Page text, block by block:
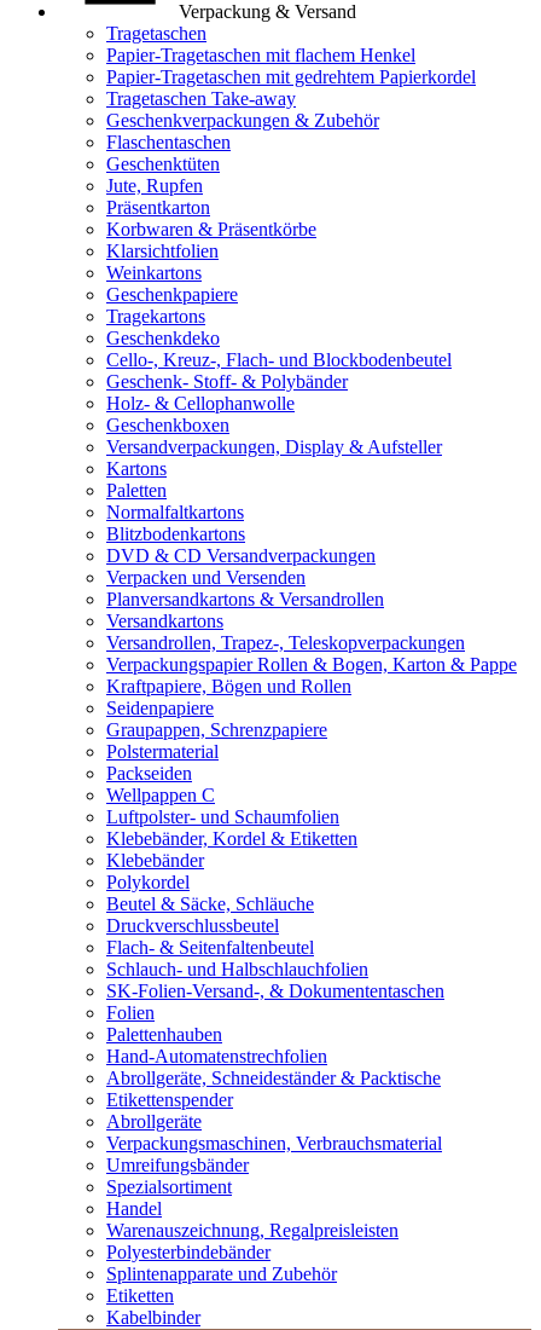
Verpackung & Versand
Tragetaschen
Papier-Tragetaschen mit flachem Henkel
Papier-Tragetaschen mit gedrehtem Papierkordel
Tragetaschen Take-away
Geschenkverpackungen & Zubehör
Flaschentaschen
Geschenktüten
Jute, Rupfen
Präsentkarton
Korbwaren & Präsentkörbe
Klarsichtfolien
Weinkartons
Geschenkpapiere
Tragekartons
Geschenkdeko
Cello-, Kreuz-, Flach- und Blockbodenbeutel
Geschenk- Stoff- & Polybänder
Holz- & Cellophanwolle
Geschenkboxen
Versandverpackungen, Display & Aufsteller
Kartons
Paletten
Normalfaltkartons
Blitzbodenkartons
DVD & CD Versandverpackungen
Verpacken und Versenden
Planversandkartons & Versandrollen
Versandkartons
Versandrollen, Trapez-, Teleskopverpackungen
Verpackungspapier Rollen & Bogen, Karton & Pappe
Kraftpapiere, Bögen und Rollen
Seidenpapiere
Graupappen, Schrenzpapiere
Polstermaterial
Packseiden
Wellpappen C
Luftpolster- und Schaumfolien
Klebebänder, Kordel & Etiketten
Klebebänder
Polykordel
Beutel & Säcke, Schläuche
Druckverschlussbeutel
Flach- & Seitenfaltenbeutel
Schlauch- und Halbschlauchfolien
SK-Folien-Versand-, & Dokumententaschen
Folien
Palettenhauben
Hand-Automatenstrechfolien
Abrollgeräte, Schneideständer & Packtische
Etikettenspender
Abrollgeräte
Verpackungsmaschinen, Verbrauchsmaterial
Umreifungsbänder
Spezialsortiment
Handel
Warenauszeichnung, Regalpreisleisten
Polyesterbindebänder
Splintenapparate und Zubehör
Etiketten
Kabelbinder